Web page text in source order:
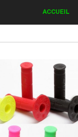
ACCUEIL
KIT